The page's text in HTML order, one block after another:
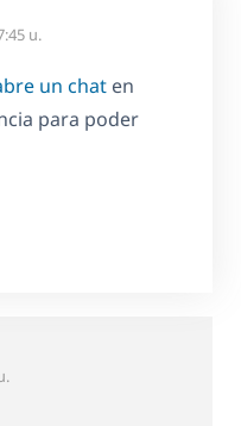
น.
un chat en
para poder
.